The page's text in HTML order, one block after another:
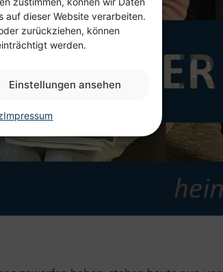
auf dieser Website verarbeiten.
zurückziehen, können
werden.
Einstellungen ansehen
Impressum